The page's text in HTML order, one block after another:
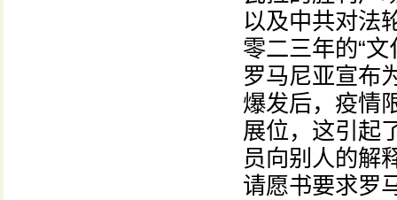
以及中共对法
零二三年的“
罗马尼亚宣布
爆发后，疫情
展位，这引起
员向别人的解
请愿书要求罗